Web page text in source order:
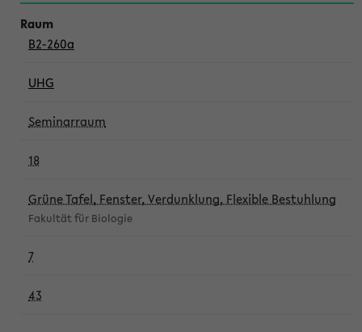
B2-260a
UHG
Seminarraum
18
Grüne Tafel, Fenster, Verdunklung, Flexible Bestuhlung
Fakultät für Biologie
7
43